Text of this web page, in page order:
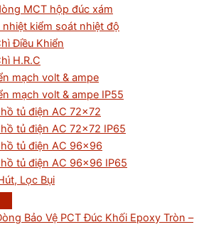
MCT hộp đúc xám
nhiệt kiểm soát nhiệt độ
Điều Khiển
H.R.C
mạch volt & ampe
mạch volt & ampe IP55
tủ điện AC 72×72
tủ điện AC 72×72 IP65
tủ điện AC 96×96
tủ điện AC 96×96 IP65
Lọc Bụi
Bảo Vệ PCT Đúc Khối Epoxy Tròn –